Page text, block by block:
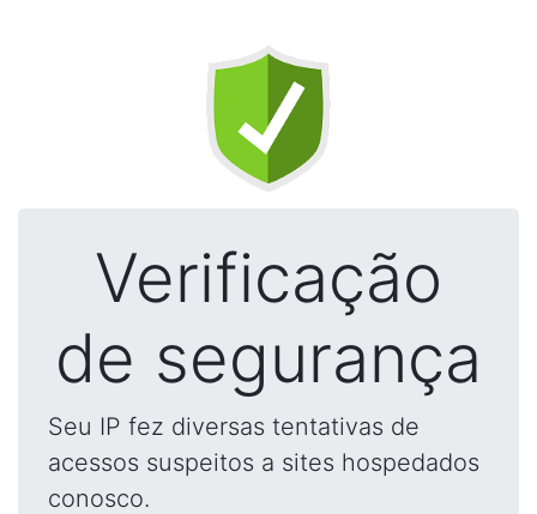
Verificação
de segurança
Seu IP fez diversas tentativas de
acessos suspeitos a sites hospedados
conosco.